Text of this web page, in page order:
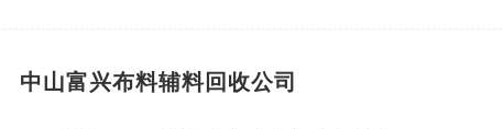
中山富兴布料辅料回收公司